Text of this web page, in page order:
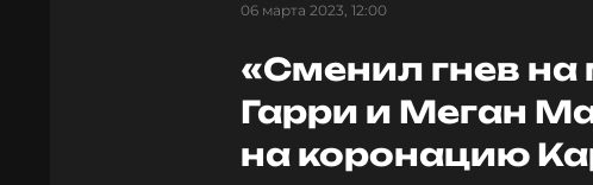
06 марта 2023, 12:00
«Сменил гнев
Гарри и Меган
на коронацию